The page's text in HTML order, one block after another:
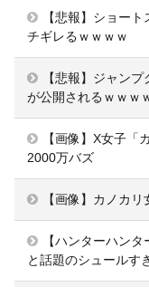
【悲報】ショー
チギレるｗｗｗｗ
【悲報】ジャン
が公開されるｗｗｗ
【画像】X女子「
2000万バズ
【画像】カノカ
【ハンターハン
と話題のシュールす